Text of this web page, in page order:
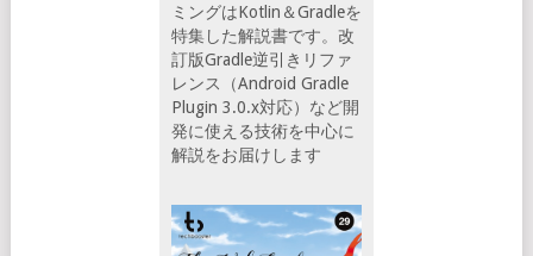
ミングはKotlin＆Gradleを
特集した解説書です。改
訂版Gradle逆引きリファ
レンス（Android Gradle
Plugin 3.0.x対応）など開
発に使える技術を中心に
解説をお届けします